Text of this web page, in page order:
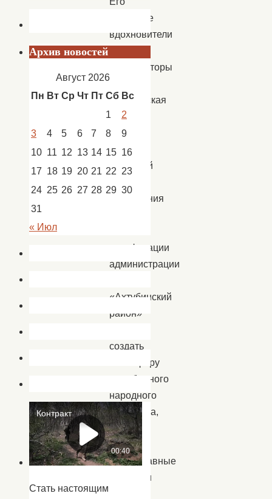
духовные
вдохновители
организаторы
Ахтубинская
епархия
и
Центр
народной
Управления
кинофикации
администрации
«Ахтубинский
район»
создать
атмосферу
самобытного
народного
праздника,
в
котором
православные
традиции
Архив новостей
Август 2026
Пн Вт Ср Чт Пт Сб Вс
1
2
3
4 5 6 7 8
9
10 11 12 13 14 15 16
17 18 19 20 21 22 23
24 25 26 27 28 29 30
31
« Июл
Стать настоящим